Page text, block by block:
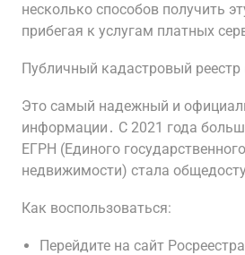
несколько способов получить
прибегая к услугам платных
Публичный кадастровый реестр
Это самый надежный и
информации․ С 2021 года
ЕГРН (Единого
недвижимости) стала
Как воспользоваться:
Перейдите на сайт